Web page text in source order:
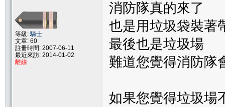
等級:騎士
文章: 60
註冊時間: 2007-06-11
最近來訪: 2014-01-02
離線
消防隊真的來了
也是用垃圾袋裝著
最後也是垃圾場
難道您覺得消防隊
如果您覺得垃圾場